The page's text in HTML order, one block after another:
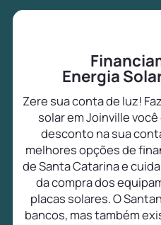
Energia
Zere sua conta de luz!
solar em Joinville
desconto na sua
melhores opções de
de Santa Catarina e
da compra dos
placas solares. O
bancos, mas também